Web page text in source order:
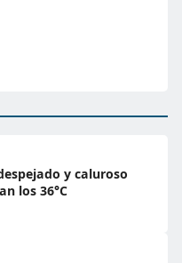
y caluroso
los 36°C